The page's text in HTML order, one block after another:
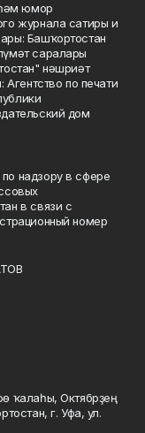
юмор
журнала сатиры и
Башҡортостан
саралары
нәшриәт
Агентство по печати
дом
надзору в сфере
в связи с
номер
ҡалаһы, Октябрҙең
г. Уфа, ул.